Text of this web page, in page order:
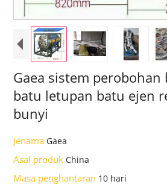
Gaea sistem perobohan
batu letupan batu ejen
bunyi
JenamaGaea
Asal produkChina
Masa penghantaran 10 hari